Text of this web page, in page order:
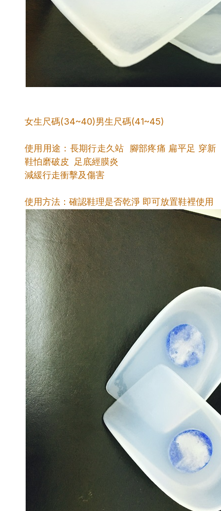
女生尺碼(34~40)男生尺碼(41~45)
使用用途：長期行走久站 腳部疼痛 扁平足 穿新
鞋怕磨破皮 足底經膜炎
減緩行走衝擊及傷害
使用方法：確認鞋理是否乾淨 即可放置鞋裡使用